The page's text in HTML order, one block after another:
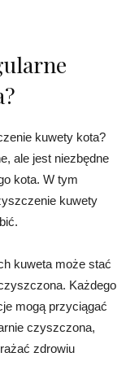
kuwety kota?
ale jest niezbędne
kota. W tym
kuwety
kuweta może stać
Każdego
mogą przyciągać
czyszczona,
zdrowiu